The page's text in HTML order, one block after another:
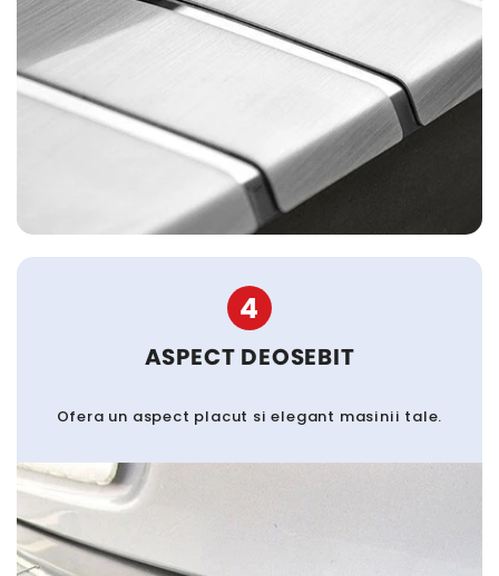
4
ASPECT DEOSEBIT
Ofera un aspect placut si elegant masinii tale.